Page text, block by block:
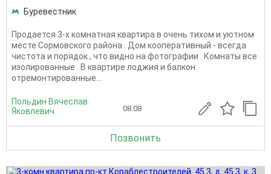
Буревестник
Продается 3-х комнатная квартира в очень тихом и уютном
месте Сормовского района . Дом кооперативный - всегда
чистота и порядок , что видно на фотографии . Комнаты все
изолированные . В квартире лоджия и балкон
отремонтированные...
Польдин Вячеслав
Яковлевич
08.08
Позвонить